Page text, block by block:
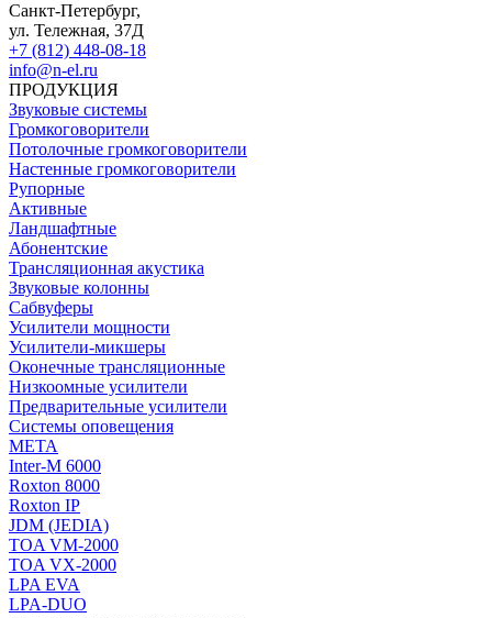
Санкт-Петербург,
ул. Тележная, 37Д
+7 (812) 448-08-18
info@n-el.ru
ПРОДУКЦИЯ
Звуковые системы
Громкоговорители
Потолочные громкоговорители
Настенные громкоговорители
Рупорные
Активные
Ландшафтные
Абонентские
Трансляционная акустика
Звуковые колонны
Сабвуферы
Усилители мощности
Усилители-микшеры
Оконечные трансляционные
Низкоомные усилители
Предварительные усилители
Системы оповещения
МЕТА
Inter-M 6000
Roxton 8000
Roxton IP
JDM (JEDIA)
TOA VM-2000
TOA VX-2000
LPA EVA
LPA-DUO